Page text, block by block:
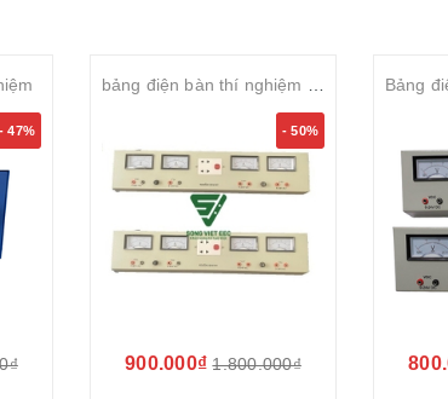
- 47%
bảng điện bàn thí nghiệm vật lý 4 đồng hồ
- 50%
900.000₫ 1.800.000₫